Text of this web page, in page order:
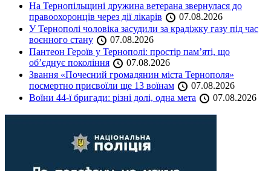
На Тернопільщині дружина ветерана звернулася до
правоохоронців через дії лікарів
07.08.2026
У Тернополі чоловіка засудили за крадіжку газу під час
воєнного стану
07.08.2026
Пантеон Героїв у Тернополі: простір пам’яті, що
об’єднує покоління
07.08.2026
Звання «Почесний громадянин міста Тернополя»
посмертно присвоїли ще 13 воїнам
07.08.2026
Воїни 44-ї бригади: різні долі, одна мета
07.08.2026